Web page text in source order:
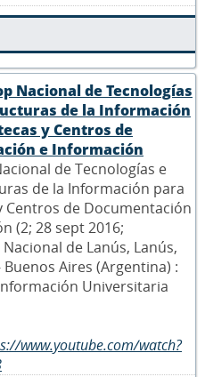
Nacional de Tecnologías
de la Información
y Centros de
e Información
de Tecnologías e
de la Información para
Centros de Documentación
(2; 28 sept 2016;
de Lanús, Lanús,
Aires (Argentina) :
Universitaria
www.youtube.com/watch?